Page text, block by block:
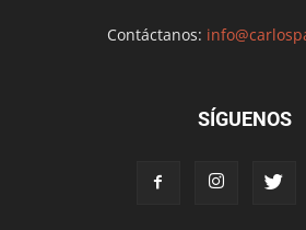
Contáctanos:
SÍGUENOS